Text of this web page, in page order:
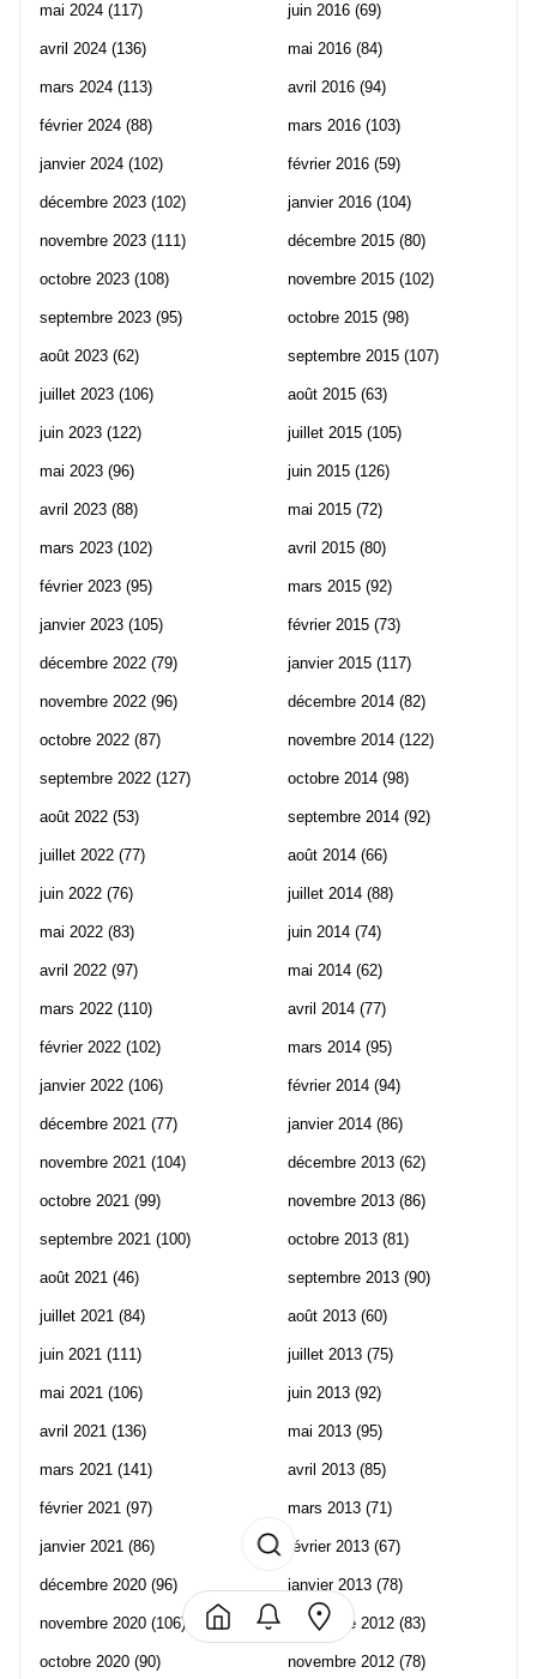
mai 2024 (117)
avril 2024 (136)
mars 2024 (113)
février 2024 (88)
janvier 2024 (102)
décembre 2023 (102)
novembre 2023 (111)
octobre 2023 (108)
septembre 2023 (95)
août 2023 (62)
juillet 2023 (106)
juin 2023 (122)
mai 2023 (96)
avril 2023 (88)
mars 2023 (102)
février 2023 (95)
janvier 2023 (105)
décembre 2022 (79)
novembre 2022 (96)
octobre 2022 (87)
septembre 2022 (127)
août 2022 (53)
juillet 2022 (77)
juin 2022 (76)
mai 2022 (83)
avril 2022 (97)
mars 2022 (110)
février 2022 (102)
janvier 2022 (106)
décembre 2021 (77)
novembre 2021 (104)
octobre 2021 (99)
septembre 2021 (100)
août 2021 (46)
juillet 2021 (84)
juin 2021 (111)
mai 2021 (106)
avril 2021 (136)
mars 2021 (141)
février 2021 (97)
janvier 2021 (86)
décembre 2020 (96)
novembre 2020 (106)
octobre 2020 (90)
juin 2016 (69)
mai 2016 (84)
avril 2016 (94)
mars 2016 (103)
février 2016 (59)
janvier 2016 (104)
décembre 2015 (80)
novembre 2015 (102)
octobre 2015 (98)
septembre 2015 (107)
août 2015 (63)
juillet 2015 (105)
juin 2015 (126)
mai 2015 (72)
avril 2015 (80)
mars 2015 (92)
février 2015 (73)
janvier 2015 (117)
décembre 2014 (82)
novembre 2014 (122)
octobre 2014 (98)
septembre 2014 (92)
août 2014 (66)
juillet 2014 (88)
juin 2014 (74)
mai 2014 (62)
avril 2014 (77)
mars 2014 (95)
février 2014 (94)
janvier 2014 (86)
décembre 2013 (62)
novembre 2013 (86)
octobre 2013 (81)
septembre 2013 (90)
août 2013 (60)
juillet 2013 (75)
juin 2013 (92)
mai 2013 (95)
avril 2013 (85)
mars 2013 (71)
février 2013 (67)
janvier 2013 (78)
décembre 2012 (83)
novembre 2012 (78)